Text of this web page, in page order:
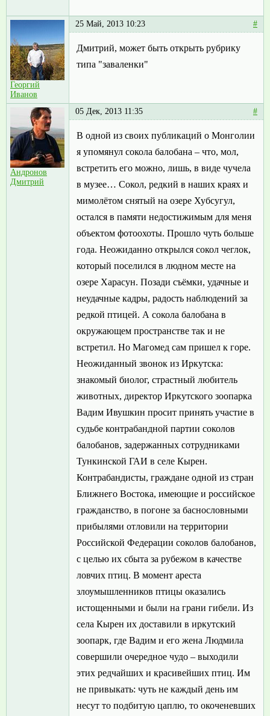
Георгий
Иванов
25 Май, 2013 10:23 #
Дмитрий, может быть открыть рубрику
типа "заваленки"
Андронов
Дмитрий
05 Дек, 2013 11:35 #
В одной из своих публикаций о Монголии
я упомянул сокола балобана – что, мол,
встретить его можно, лишь, в виде чучела
в музее… Сокол, редкий в наших краях и
мимолётом снятый на озере Хубсугул,
остался в памяти недостижимым для меня
объектом фотоохоты. Прошло чуть больше
года. Неожиданно открылся сокол чеглок,
который поселился в людном месте на
озере Харасун. Позади съёмки, удачные и
неудачные кадры, радость наблюдений за
редкой птицей. А сокола балобана в
окружающем пространстве так и не
встретил. Но Магомед сам пришел к горе.
Неожиданный звонок из Иркутска:
знакомый биолог, страстный любитель
животных, директор Иркутского зоопарка
Вадим Ивушкин просит принять участие в
судьбе контрабандной партии соколов
балобанов, задержанных сотрудниками
Тункинской ГАИ в селе Кырен.
Контрабандисты, граждане одной из стран
Ближнего Востока, имеющие и российское
гражданство, в погоне за баснословными
прибылями отловили на территории
Российской Федерации соколов балобанов,
с целью их сбыта за рубежом в качестве
ловчих птиц. В момент ареста
злоумышленников птицы оказались
истощенными и были на грани гибели. Из
села Кырен их доставили в иркутский
зоопарк, где Вадим и его жена Людмила
совершили очередное чудо – выходили
этих редчайших и красивейших птиц. Им
не привыкать: чуть не каждый день им
несут то подбитую цаплю, то окоченевших